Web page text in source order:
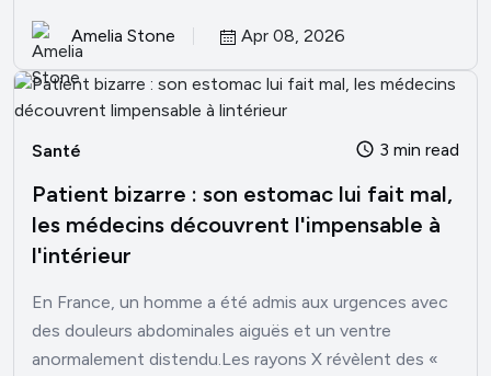
Amelia Stone Apr 08, 2026
Santé 3 min read
Patient bizarre : son estomac lui fait mal,
les médecins découvrent l'impensable à
l'intérieur
En France, un homme a été admis aux urgences avec
des douleurs abdominales aiguës et un ventre
anormalement distendu.Les rayons X révèlent des «